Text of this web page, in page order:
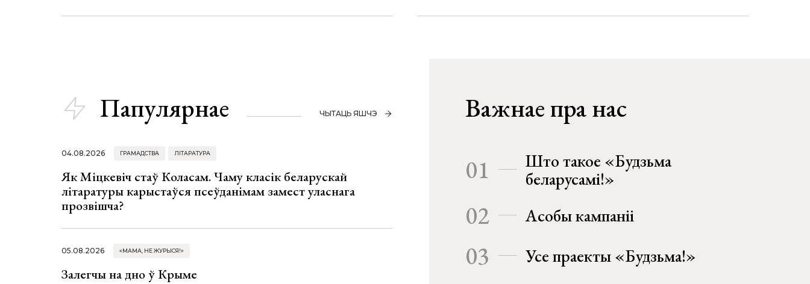
Папулярнае ЧЫТАЦЬ ЯШЧЭ
04.08.2026 ГРАМАДСТВА ЛІТАРАТУРА
Як Міцкевіч стаў Коласам. Чаму класік беларускай
літаратуры карыстаўся псеўданімам замест уласнага
прозвішча?
05.08.2026 «МАМА, НЕ ЖУРЫСЯ!»
Залегчы на дно ў Крыме
Важнае пра нас
01
Што такое «Будзьма
беларусамі!»
02 Асобы кампаніі
03 Усе праекты «Будзьма!»